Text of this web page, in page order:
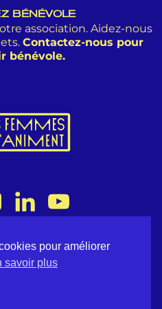
BÉNÉVOLE
association. Aidez-nous
Contactez-nous pour
bénévole.
s'Animent
Paris - France
pour améliorer
savoir plus